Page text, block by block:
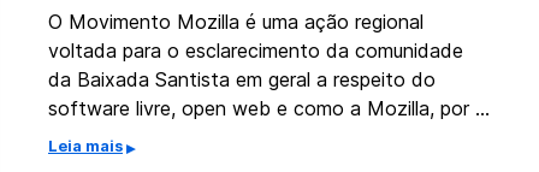
O Movimento Mozilla é uma ação regional
voltada para o esclarecimento da comunidade
da Baixada Santista em geral a respeito do
software livre, open web e como a Mozilla, por …
Leia mais